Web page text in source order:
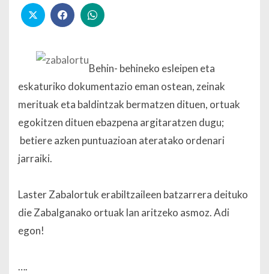
Behin- behineko esleipen eta
eskaturiko dokumentazio eman ostean, zeinak
merituak eta baldintzak bermatzen dituen, ortuak
egokitzen dituen ebazpena argitaratzen dugu;
betiere azken puntuazioan ateratako ordenari
jarraiki.
Laster Zabalortuk erabiltzaileen batzarrera deituko
die Zabalganako ortuak lan aritzeko asmoz. Adi
egon!
….